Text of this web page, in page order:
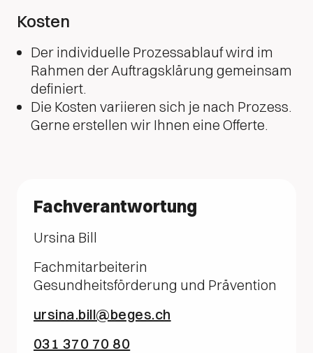
Kosten
Der individuelle Prozessablauf wird im
Rahmen der Auftragsklärung gemeinsam
definiert.
Die Kosten variieren sich je nach Prozess.
Gerne erstellen wir Ihnen eine Offerte.
Fachverantwortung
Ursina Bill
Fachmitarbeiterin
Gesundheitsförderung und Prävention
ursina.bill@beges.ch
031 370 70 80